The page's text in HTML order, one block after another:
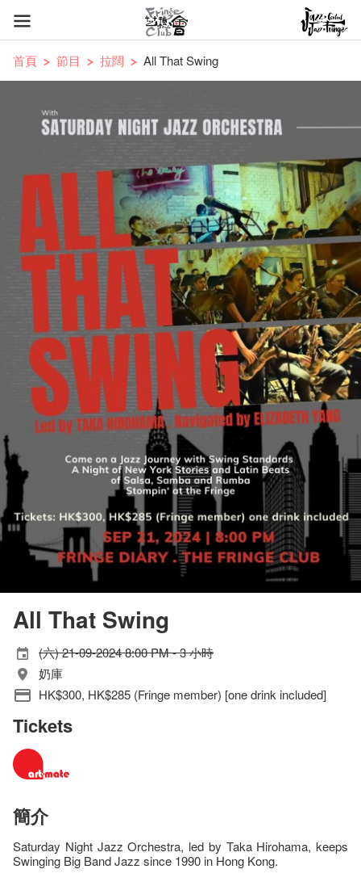
首頁 節目 拉闊 All That Swing
All That Swing
(六) 21-09-2024 8:00 PM - 3 小時
奶庫
HK$300, HK$285 (Fringe member) [one drink included]
Tickets
簡介
Saturday Night Jazz Orchestra, led by Taka Hirohama, keeps
Swinging Big Band Jazz since 1990 in Hong Kong.